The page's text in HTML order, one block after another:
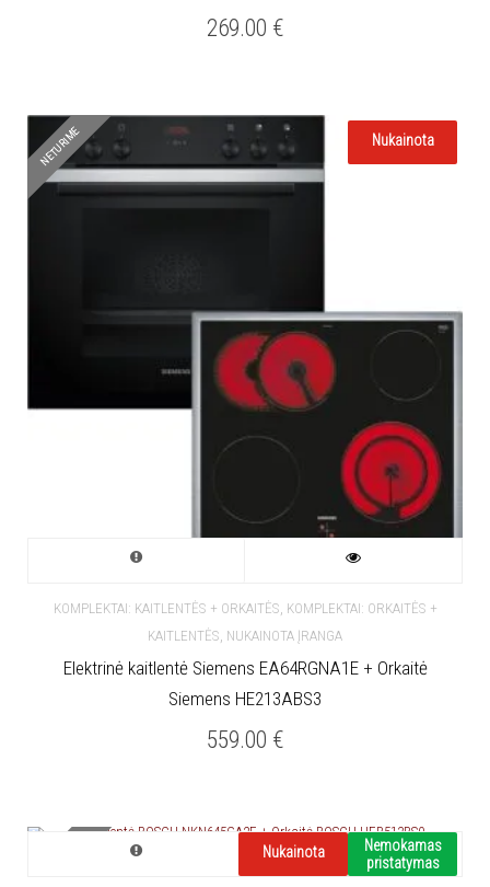
269.00 €
Nukainota
NETURIME
KOMPLEKTAI: KAITLENTĖS + ORKAITĖS, KOMPLEKTAI: ORKAITĖS +
KAITLENTĖS, NUKAINOTA ĮRANGA
Elektrinė kaitlentė Siemens EA64RGNA1E + Orkaitė
Siemens HE213ABS3
559.00 €
Nukainota
Nemokamas
pristatymas